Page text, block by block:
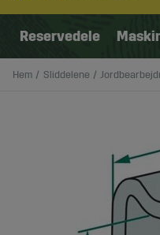
Reservedele
Hem Sliddelene